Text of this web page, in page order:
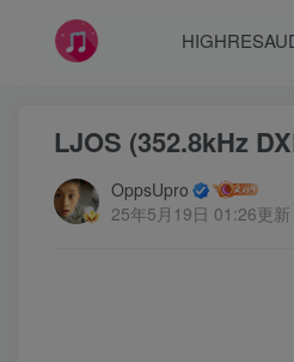
LJOS (352.8kHz
OppsUpro
25年5月19日 01:26更新